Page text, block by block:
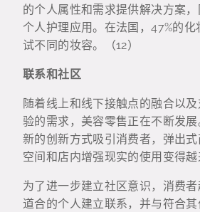
的个人属性和需求提供解决方案
个人护理应用。在法国，47%的
试不同的妆容。（12）
联系和社区
随着线上和线下接触点的融合以
验的需求，美容零售正在不断发
新的创新方式吸引消费者，弹出
空间和店内增强现实的使用变得越
为了进一步建立社区意识，消费者
道合的个人建立联系，并与符合